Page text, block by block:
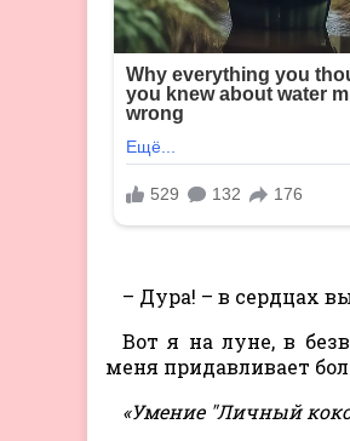
– Дура! – в сердцах
Вот я на луне, в
меня придавливает
«Умение "Личный